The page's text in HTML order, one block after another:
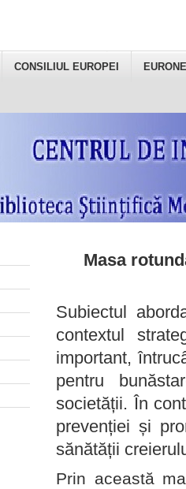
CONSILIUL EUROPEI
Masa
Subiectul
contextul
important,
pentru
societății. În
prevenției și
sănătății
Prin această